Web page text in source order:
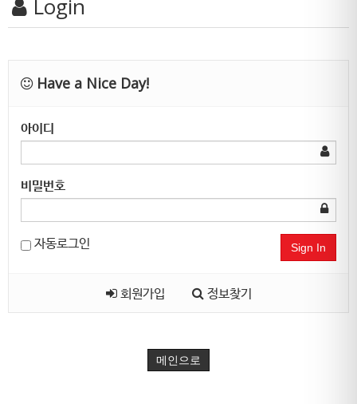
Login
Have a Nice Day!
아이디
비밀번호
자동로그인 Sign In
회원가입 정보찾기
메인으로